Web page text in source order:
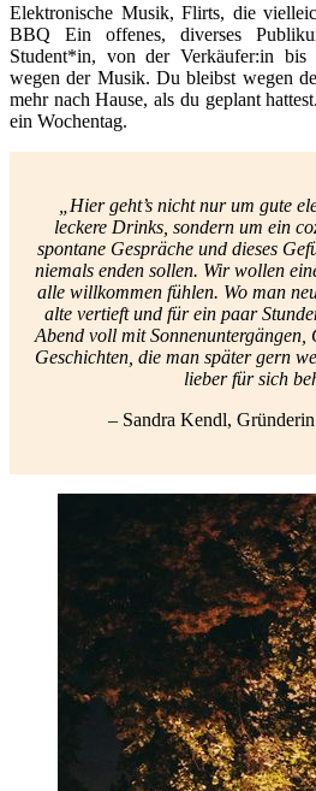
Elektronische Musik, Flirts, die
BBQ Ein offenes, diverses
Student*in, von der Verkäufer:in
wegen der Musik. Du bleibst wegen
mehr nach Hause, als du geplant
ein Wochentag.
„Hier geht’s nicht nur um gute
leckere Drinks, sondern um ein
spontane Gespräche und dieses
niemals enden sollen. Wir wollen
alle willkommen fühlen. Wo man
alte vertieft und für ein paar
Abend voll mit Sonnenuntergängen,
Geschichten, die man später gern
lieber für sich
– Sandra Kendl,